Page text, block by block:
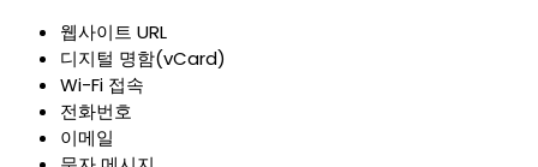
웹사이트 URL
디지털 명함(vCard)
Wi-Fi 접속
전화번호
이메일